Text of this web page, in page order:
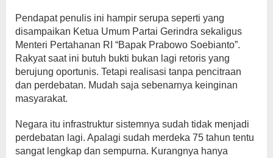
Pendapat penulis ini hampir serupa seperti yang
disampaikan Ketua Umum Partai Gerindra sekaligus
Menteri Pertahanan RI “Bapak Prabowo Soebianto”.
Rakyat saat ini butuh bukti bukan lagi retoris yang
berujung oportunis. Tetapi realisasi tanpa pencitraan
dan perdebatan. Mudah saja sebenarnya keinginan
masyarakat.
Negara itu infrastruktur sistemnya sudah tidak menjadi
perdebatan lagi. Apalagi sudah merdeka 75 tahun tentu
sangat lengkap dan sempurna. Kurangnya hanya